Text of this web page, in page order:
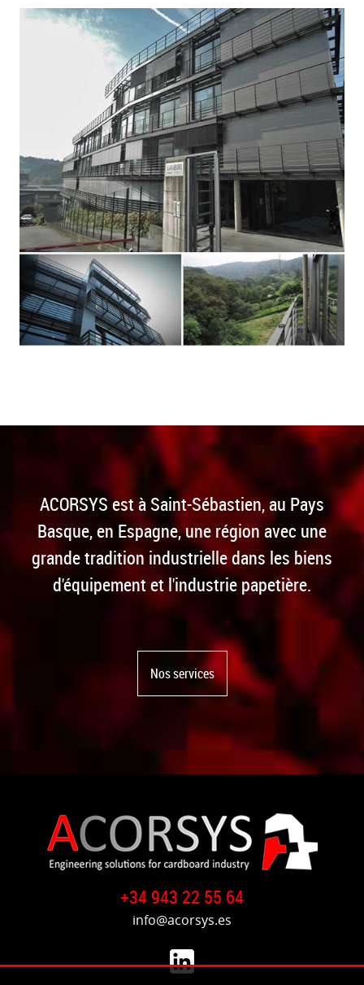
ACORSYS est à Saint-Sébastien, au Pays
Basque, en Espagne, une région avec une
grande tradition industrielle dans les biens
d'équipement et l'industrie papetière.
Nos services
+34 943 22 55 64
info@acorsys.es